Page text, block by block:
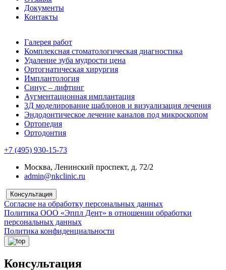
Документы
Контакты
Галерея работ
Комплексная стоматологическая диагностика
Удаление зуба мудрости цена
Ортогнатическая хирургия
Имплантология
Синус – лифтинг
Аугментационная имплантация
3Д моделирование шаблонов и визуализация лечения
Эндодонтическое лечение каналов под микроскопом
Ортопедия
Ортодонтия
+7 (495) 930-15-73
Москва, Ленинский проспект, д. 72/2
admin@nkclinic.ru
Консультация
Согласие на обработку персональных данных
Политика ООО «Эппл Дент» в отношении обработки
персональных данных
Политика конфиденциальности
Консультация